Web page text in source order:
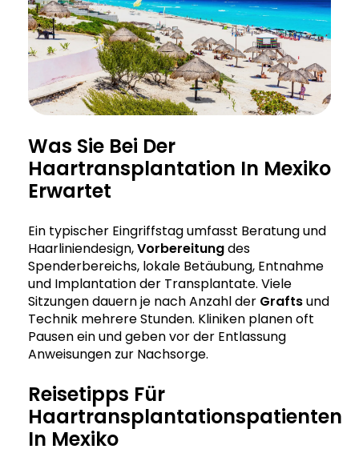
Was Sie Bei Der
Haartransplantation In Mexiko
Erwartet
Ein typischer Eingriffstag umfasst Beratung und
Haarliniendesign,Vorbereitungdes
Spenderbereichs, lokale Betäubung, Entnahme
und Implantation der Transplantate. Viele
Sitzungen dauern je nach Anzahl der Graftsund
Technik mehrere Stunden. Kliniken planen oft
Pausen ein und geben vor der Entlassung
Anweisungen zur Nachsorge.
Reisetipps Für
Haartransplantationspatienten
In Mexiko